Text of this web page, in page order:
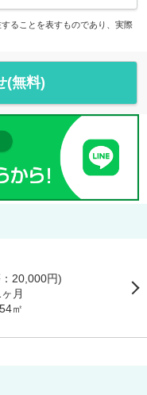
ることを表すものであり、実際
(無料)
20,000円)
月
㎡